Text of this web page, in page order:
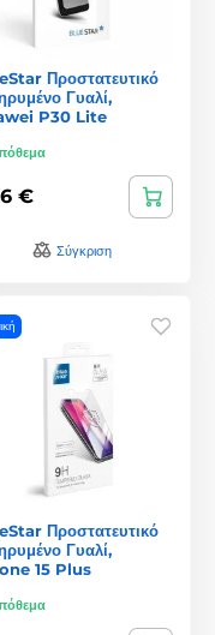
Προστατευτικό
Γυαλί,
P30 Lite
€
Σύγκριση
Προστατευτικό
Γυαλί,
15 Plus